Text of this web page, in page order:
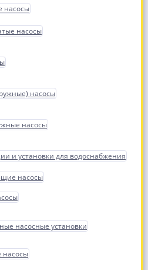
насосы
насосы
насосы
насосы
и установки для водоснабжения
насосы
насосные установки
насосы